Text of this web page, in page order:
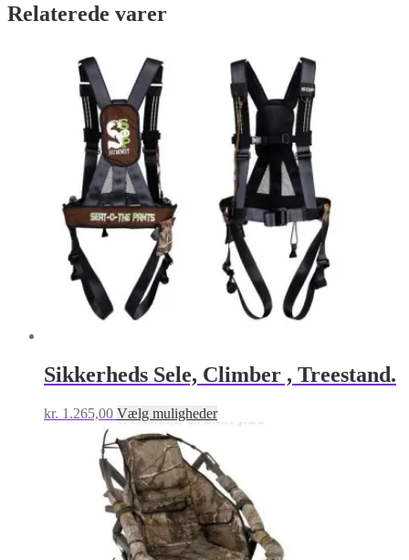
Relaterede varer
Sikkerheds Sele, Climber , Treestand.
kr. 1.265,00 Vælg mulighederDette
vare
flere
varianter.
Mulighederne
kan
vælges
på